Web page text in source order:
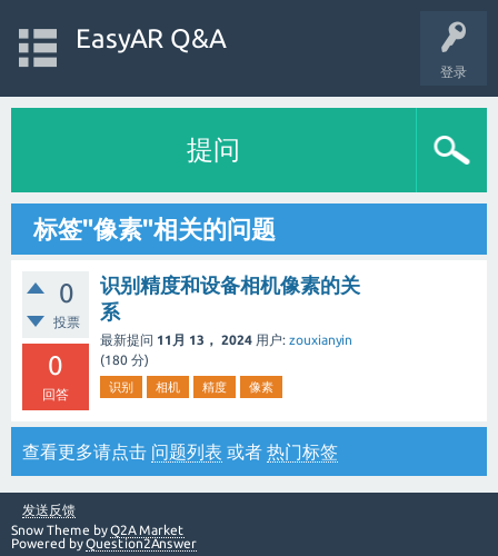
登录
EasyAR Q&A
提问
标签"像素"相关的问题
0
投票
0
回答
识别精度和设备相机像素的关
系
最新提问 11月 13， 2024 用户: zouxianyin
(180 分)
识别 相机 精度 像素
查看更多请点击 问题列表 或者 热门标签
发送反馈
Snow Theme byQ2A Market
Powered byQuestion2Answer